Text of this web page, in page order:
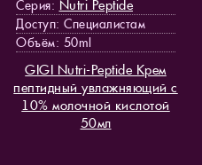
Серия: Nutri Peptide
Доступ: Специалистам
Объём: 50ml
GIGI Nutri-Peptide Крем
пептидный увлажняющий с
10% молочной кислотой
50мл